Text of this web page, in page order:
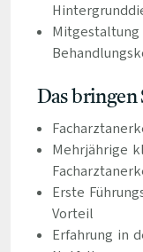
Das bringen
Mehrjährige
Erste
Vorteil
Erfahrung in